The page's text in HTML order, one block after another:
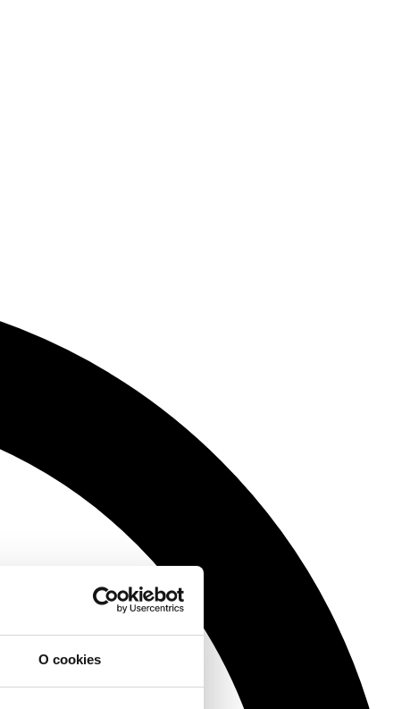
O cookies